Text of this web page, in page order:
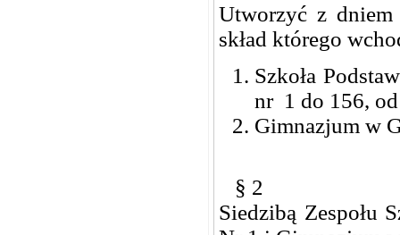
Utworzyć z dniem
skład którego
Szkoła
nr 1 do 156,
Gimnazjum w
§ 2
Siedzibą Zespołu